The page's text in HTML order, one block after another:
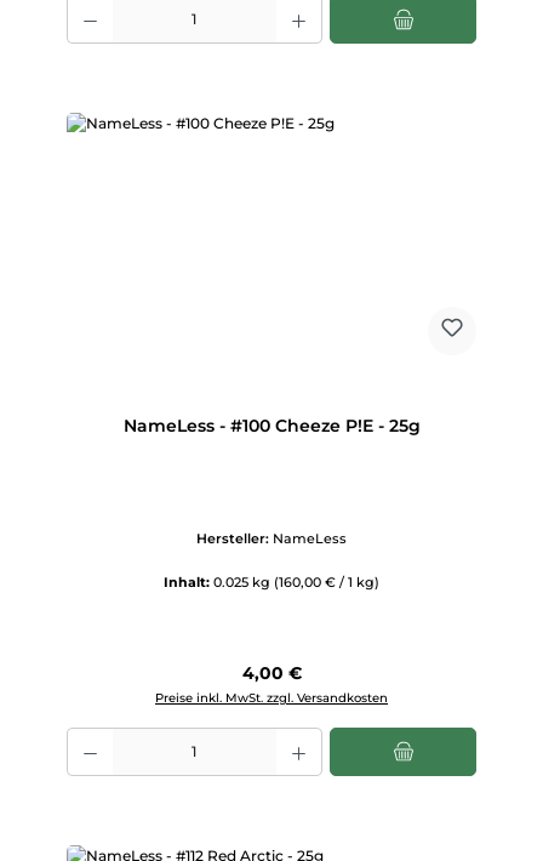
NameLess - #100 Cheeze P!E - 25g
Hersteller: NameLess
Inhalt: 0.025 kg (160,00 € / 1 kg)
Regulärer Preis:
4,00 €
Preise inkl. MwSt. zzgl. Versandkosten
Produkt Anzahl: Gib den gewünschten Wert ein oder benutze die